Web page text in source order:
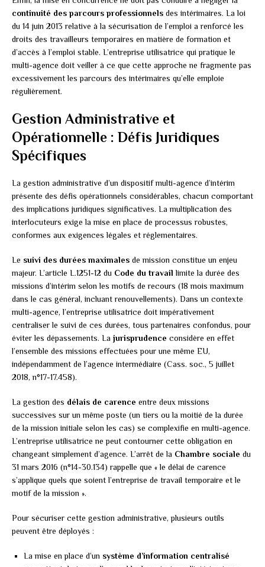
continuité des parcours professionnels des intérimaires. La loi
du 14 juin 2013 relative à la sécurisation de l’emploi a renforcé les
droits des travailleurs temporaires en matière de formation et
d’accès à l’emploi stable. L’entreprise utilisatrice qui pratique le
multi-agence doit veiller à ce que cette approche ne fragmente pas
excessivement les parcours des intérimaires qu’elle emploie
régulièrement.
Gestion Administrative et
Opérationnelle : Défis Juridiques
Spécifiques
La gestion administrative d’un dispositif multi-agence d’intérim
présente des défis opérationnels considérables, chacun comportant
des implications juridiques significatives. La multiplication des
interlocuteurs exige la mise en place de processus robustes,
conformes aux exigences légales et réglementaires.
Le suivi des durées maximales de mission constitue un enjeu
majeur. L’article L.1251-12 du Code du travail limite la durée des
missions d’intérim selon les motifs de recours (18 mois maximum
dans le cas général, incluant renouvellements). Dans un contexte
multi-agence, l’entreprise utilisatrice doit impérativement
centraliser le suivi de ces durées, tous partenaires confondus, pour
éviter les dépassements. La jurisprudence considère en effet
l’ensemble des missions effectuées pour une même EU,
indépendamment de l’agence intermédiaire (Cass. soc., 5 juillet
2018, n°17-17.458).
La gestion des délais de carence entre deux missions
successives sur un même poste (un tiers ou la moitié de la durée
de la mission initiale selon les cas) se complexifie en multi-agence.
L’entreprise utilisatrice ne peut contourner cette obligation en
changeant simplement d’agence. L’arrêt de la Chambre sociale du
31 mars 2016 (n°14-30.134) rappelle que « le délai de carence
s’applique quels que soient l’entreprise de travail temporaire et le
motif de la mission ».
Pour sécuriser cette gestion administrative, plusieurs outils
peuvent être déployés :
La mise en place d’un système d’information centralisé